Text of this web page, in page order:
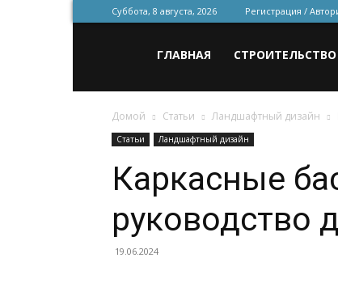
Суббота, 8 августа, 2026 Регистрация /
для
строительства
и
ГЛАВНАЯ СТРОИТЕЛЬСТВО
Домой Статьи Ландшафтный дизайн
Статьи Ландшафтный дизайн
Каркасные
руководство
19.06.2024